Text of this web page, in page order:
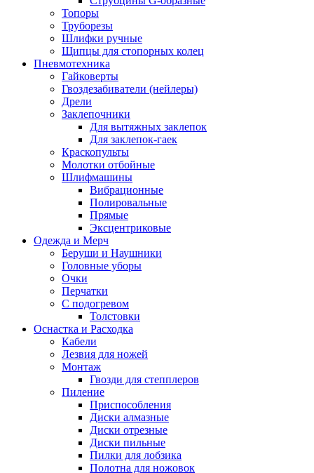
Топоры
Труборезы
Шлифки ручные
Щипцы для стопорных колец
Пневмотехника
Гайковерты
Гвоздезабиватели (нейлеры)
Дрели
Заклепочники
Для вытяжных заклепок
Для заклепок-гаек
Краскопульты
Молотки отбойные
Шлифмашины
Вибрационные
Полировальные
Прямые
Эксцентриковые
Одежда и Мерч
Беруши и Наушники
Головные уборы
Очки
Перчатки
С подогревом
Толстовки
Оснастка и Расходка
Кабели
Лезвия для ножей
Монтаж
Гвозди для степплеров
Пиление
Приспособления
Диски алмазные
Диски отрезные
Диски пильные
Пилки для лобзика
Полотна для ножовок